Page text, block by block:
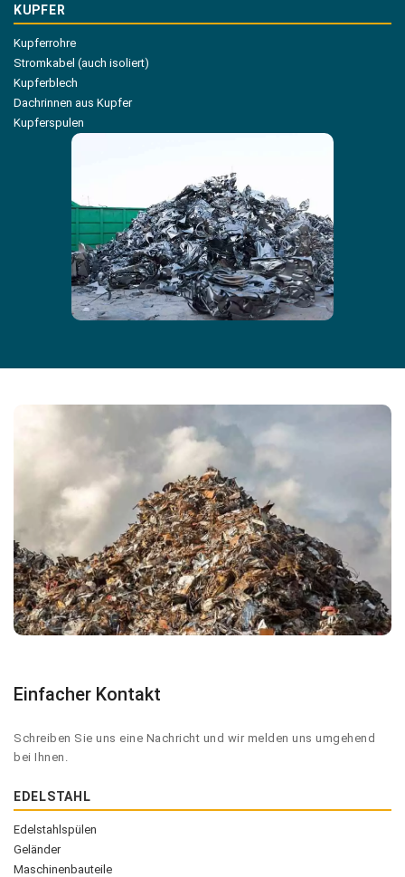
KUPFER
Kupferrohre
Stromkabel (auch isoliert)
Kupferblech
Dachrinnen aus Kupfer
Kupferspulen
Einfacher Kontakt
Schreiben Sie uns eine Nachricht und wir melden uns umgehend
bei Ihnen.
EDELSTAHL
Edelstahlspülen
Geländer
Maschinenbauteile